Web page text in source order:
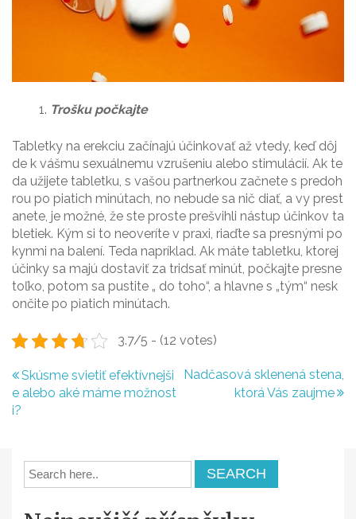
Trošku počkajte
Tabletky na erekciu začínajú účinkovať až vtedy, keď dôj
de k vášmu sexuálnemu vzrušeniu alebo stimulácií. Ak te
da užijete tabletku, s vašou partnerkou začnete s predoh
rou po piatich minútach, no nebude sa nič diať, a vy prest
anete, je možné, že ste proste prešvihli nástup účinkov ta
bletiek. Kým si to neoveríte v praxi, riaďte sa presnými po
kynmi na balení. Teda napríklad. Ak máte tabletku, ktorej
účinky sa majú dostaviť za tridsať minút, počkajte presne
toľko, potom sa pustite „ do toho“, a hlavne s „tým“ nesk
ončite po piatich minútach.
3.7/5 - (12 votes)
N
a
g
Skúsme svietiť efektívnejši
e alebo aké máme možnost
i?
Nadčasová sklenená stena,
ktorá Vás zaujme